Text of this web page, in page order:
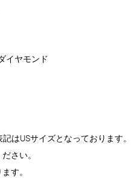
イヤモンド
はUSサイズとなっております。
さい。
す。